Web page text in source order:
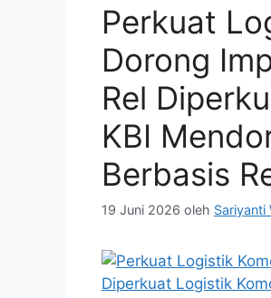
Perkuat
Dorong
Rel
KBI
Berbasis
19 Juni 2026 oleh Sariyanti